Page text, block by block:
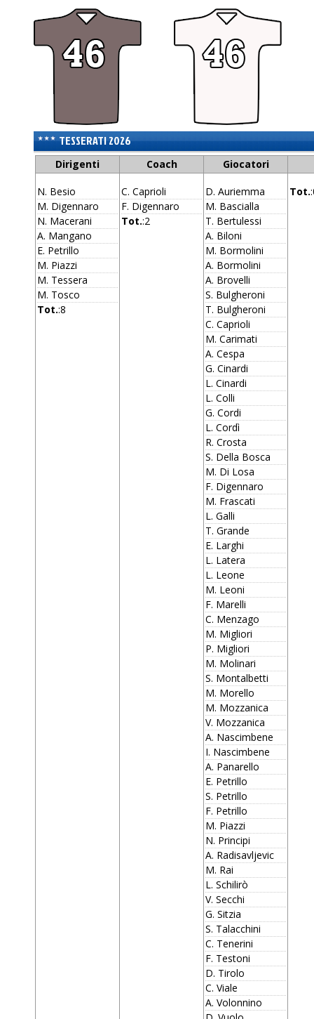
TESSERATI 2026
Dirigenti Coach Giocatori
N. Besio
M. Digennaro
N. Macerani
A. Mangano
E. Petrillo
M. Piazzi
M. Tessera
M. Tosco
Tot.:8
C. Caprioli
F. Digennaro
Tot.:2
D. Auriemma
M. Bascialla
T. Bertulessi
A. Biloni
M. Bormolini
A. Bormolini
A. Brovelli
S. Bulgheroni
T. Bulgheroni
C. Caprioli
M. Carimati
A. Cespa
G. Cinardi
L. Cinardi
L. Colli
G. Cordi
L. Cordì
R. Crosta
S. Della Bosca
M. Di Losa
F. Digennaro
M. Frascati
L. Galli
T. Grande
E. Larghi
L. Latera
L. Leone
M. Leoni
F. Marelli
C. Menzago
M. Migliori
P. Migliori
M. Molinari
S. Montalbetti
M. Morello
M. Mozzanica
V. Mozzanica
A. Nascimbene
I. Nascimbene
A. Panarello
E. Petrillo
S. Petrillo
F. Petrillo
M. Piazzi
N. Principi
A. Radisavljevic
M. Rai
L. Schilirò
V. Secchi
G. Sitzia
S. Talacchini
C. Tenerini
F. Testoni
D. Tirolo
C. Viale
A. Volonnino
Tot.